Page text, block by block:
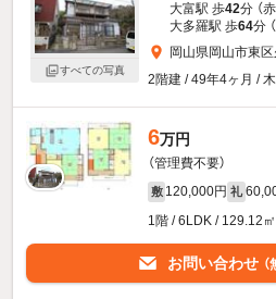
すべての写真
大富駅 歩42分 （
大多羅駅 歩64分
岡山県岡山市東
2階建 / 49年4ヶ月 /
6万円
（管理費不要）
敷 120,000円 礼
1階 / 6LDK / 129.12㎡
お問い合わせ （